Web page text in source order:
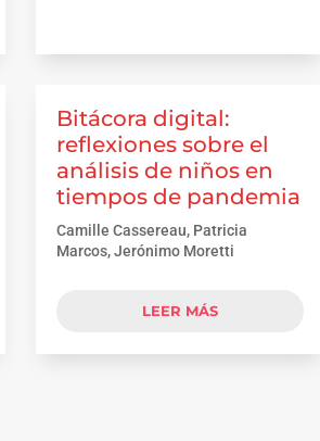
Bitácora digital:
reflexiones sobre el
análisis de niños en
tiempos de pandemia
Camille Cassereau, Patricia
Marcos, Jerónimo Moretti
LEER MÁS